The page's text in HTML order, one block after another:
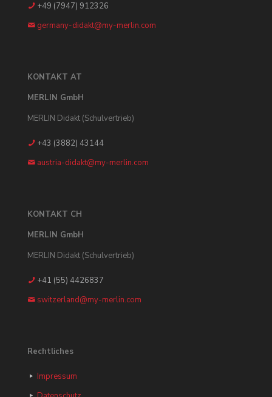
+49 (7947) 912326
germany-didakt@my-merlin.com
KONTAKT AT
MERLIN GmbH
MERLIN Didakt (Schulvertrieb)
+43 (3882) 43144
austria-didakt@my-merlin.com
KONTAKT CH
MERLIN GmbH
MERLIN Didakt (Schulvertrieb)
+41 (55) 4426837
switzerland@my-merlin.com
Rechtliches
Impressum